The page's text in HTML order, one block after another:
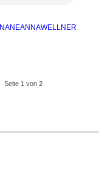
NANEANNAWELLNER
Seite 1 von 2